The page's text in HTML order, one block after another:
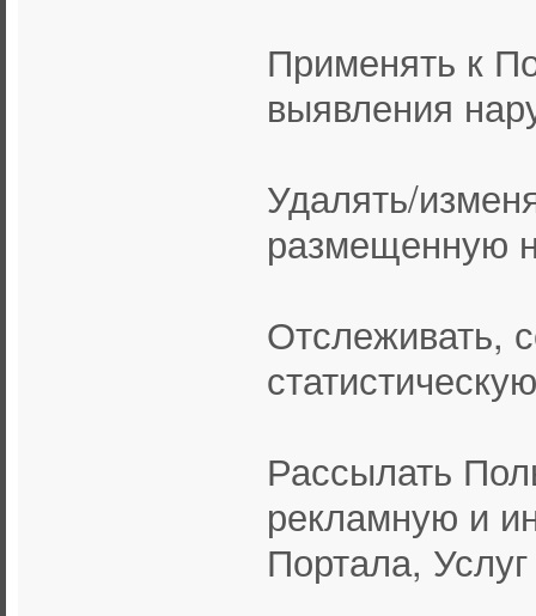
Применять к
выявления
Удалять/
размещенную
Отслеживать,
Рассылать
рекламную и
Портала,